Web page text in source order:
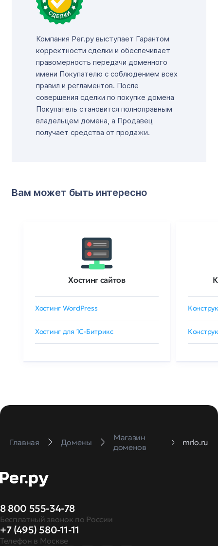
Компания Рег.ру выступает Гарантом
корректности сделки и обеспечивает
правомерность передачи доменного
имени Покупателю с соблюдением всех
правил и регламентов. После
совершения сделки по покупке домена
Покупатель становится полноправным
владельцем домена, а Продавец
получает средства от продажи.
Вам может быть интересно
Хостинг сайтов
Хостинг WordPress
Хостинг для 1C-Битрикс
Главная Домены
Магазин
доменов
mrlo.ru
8 800 555-34-78
Бесплатный звонок по России
+7 (495) 580-11-11
Телефон в Москве